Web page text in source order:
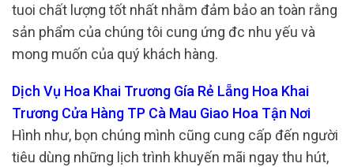
tuoi chất lượng tốt nhất nhằm đảm bảo an toàn rằng
sản phẩm của chúng tôi cung ứng đc nhu yếu và
mong muốn của quý khách hàng.
Dịch Vụ Hoa Khai Trương Gía Rẻ Lẵng Hoa Khai
Trương Cửa Hàng TP Cà Mau Giao Hoa Tận Nơi
Hình như, bọn chúng mình cũng cung cấp đến người
tiêu dùng những lịch trình khuyến mãi ngay thu hút,